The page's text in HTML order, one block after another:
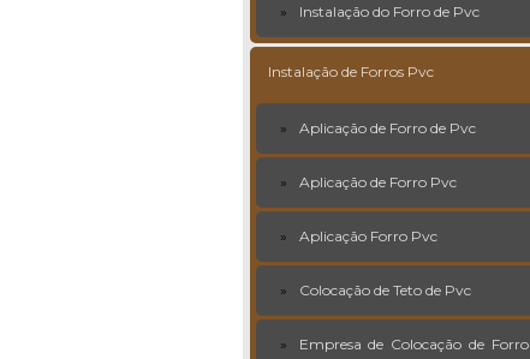
Instalação do Forro de Pvc
Instalação de Forros Pvc
Aplicação de Forro de Pvc
Aplicação de Forro Pvc
Aplicação Forro Pvc
Colocação de Teto de Pvc
Empresa de Colocação de Forro